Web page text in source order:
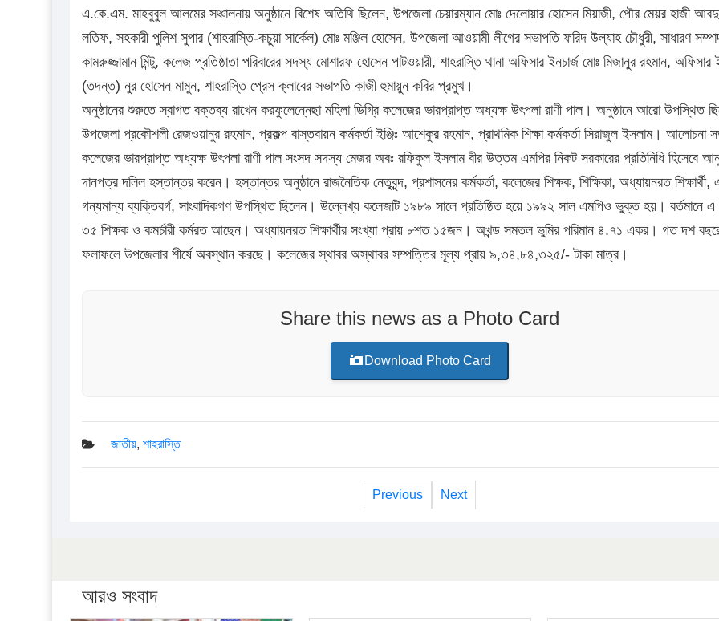
এ.কে.এম. মাহবুবুল আলমের সঞ্চালনায় অনুষ্ঠানে বিশেষ অতিথি ছিলেন, উপজেলা চেয়ারম্যান মোঃ দেলোয়ার হোসেন মিয়াজী, পৌর মেয়র হাজী
লতিফ, সহকারী পুলিশ সুপার (শাহরাস্তি-কচুয়া সার্কেল) মোঃ মঞ্জিল হোসেন, উপজেলা আওয়ামী লীগের সভাপতি ফরিদ উল্যাহ চৌধুরী, সাধারণ
কামরুজ্জামান মিন্টু, কলেজ প্রতিষ্ঠাতা পরিবারের সদস্য মোশারফ হোসেন পাটওয়ারী, শাহরাস্তি থানা অফিসার ইনচার্জ মোঃ মিজানুর রহমান, অফিসার
(তদন্ত) নুর হোসেন মামুন, শাহরাস্তি প্রেস ক্লাবের সভাপতি কাজী হুমায়ুন কবির প্রমুখ।
অনুষ্ঠানের শুরুতে স্বাগত বক্তব্য রাখেন করফুলেন্নেছা মহিলা ডিগ্রি কলেজের ভারপ্রাপ্ত অধ্যক্ষ উৎপলা রাণী পাল। অনুষ্ঠানে আরো উপস্থিত
উপজেলা প্রকৌশলী রেজওয়ানুর রহমান, প্রকল্প বাস্তবায়ন কর্মকর্তা ইঞ্জিঃ আশেকুর রহমান, প্রাথমিক শিক্ষা কর্মকর্তা সিরাজুল ইসলাম। আলোচনা
কলেজের ভারপ্রাপ্ত অধ্যক্ষ উৎপলা রাণী পাল সংসদ সদস্য মেজর অবঃ রফিকুল ইসলাম বীর উত্তম এমপির নিকট সরকারের প্রতিনিধি হিসেবে
দানপত্র দলিল হস্তান্তর করেন। হস্তান্তর অনুষ্ঠানে রাজনৈতিক নেতৃবৃন্দ, প্রশাসনের কর্মকর্তা, কলেজের শিক্ষক, শিক্ষিকা, অধ্যায়নরত শিক্ষার্থী,
গন্যমান্য ব্যক্তিবর্গ, সাংবাদিকগণ উপস্থিত ছিলেন। উল্লেখ্য কলেজটি ১৯৮৯ সালে প্রতিষ্ঠিত হয়ে ১৯৯২ সাল এমপিও ভুক্ত হয়। বর্তমানে
৩৫ শিক্ষক ও কমর্চারী কর্মরত আছেন। অধ্যায়নরত শিক্ষার্থীর সংখ্যা প্রায় ৮শত ১৫জন। অখন্ড সমতল ভুমির পরিমান ৪.৭১ একর। গত দশ
ফলাফলে উপজেলার শীর্ষে অবস্থান করছে। কলেজের স্থাবর অস্থাবর সম্পত্তির মূল্য প্রায় ৯,৩৪,৮৪,৩২৫/- টাকা মাত্র।
Share this news as a Photo Card
Download Photo Card
জাতীয়, শাহরাস্তি
Previous Next
আরও সংবাদ